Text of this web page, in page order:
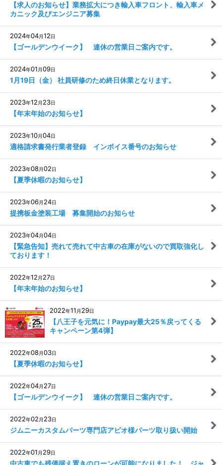
【求人のお知らせ】業務拡大につき輸入車フロント、輸入車メ
カニック及びエンジニア募集
2024年04月12日
【ゴールデンウイーク】 連休の営業日ご案内です。
2024年01 月09日
1月19日（金） 社員研修のため終日休業となります。
2023年12 月 23日
【年末年始のお知らせ】
2023年10月04日
適格請求書発行業者登録 インボイス番号のお知らせ
2023年08月02日
【夏季休暇のお知らせ】
2023年06月 24日
提携板金塗装工場 募集開始のお知らせ
2023年04月04日
【緊急告知】売れて売れて中古車の在庫がないので買取強化し
ております！
2022年12 月 27日
【年末年始のお知らせ】
2022年11 月 29日
【八王子を元気に！Paypay最大25％戻ってくる
キャンペーン第4弾】
2022年08月03日
【夏季休暇のお知らせ】
2022年04月 27日
【ゴールデンウイーク】 連休の営業日ご案内です。
2022年02 月 23日
ジムニーカスタムパーツ専門店アピオ様パーツ取り扱い開始
2022年01 月 29日
中古車でも残価据え置きのローンが可能になりました！ ジャ